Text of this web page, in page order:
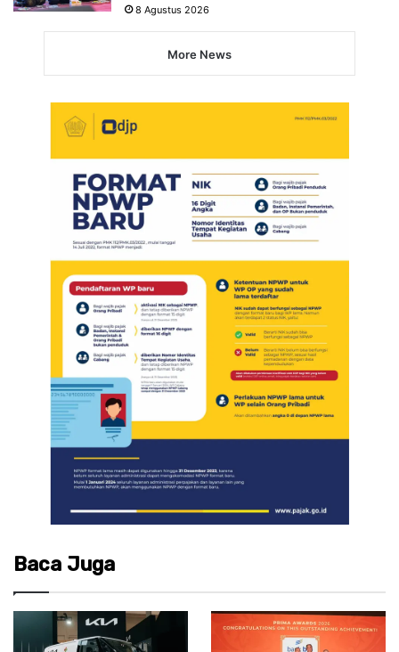
8 Agustus 2026
More News
Baca Juga